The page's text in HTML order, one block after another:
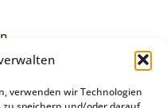
verwenden wir Technologien
Bauerschaft